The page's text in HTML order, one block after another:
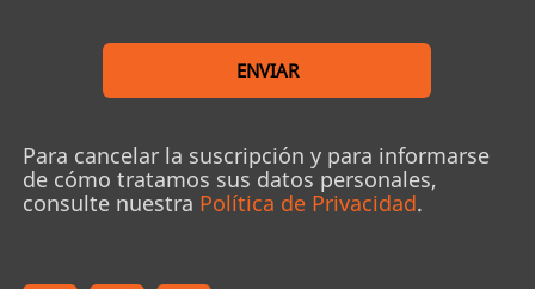
ENVIAR
Para cancelar la suscripción y para informarse
de cómo tratamos sus datos personales,
consulte nuestra Política de Privacidad.